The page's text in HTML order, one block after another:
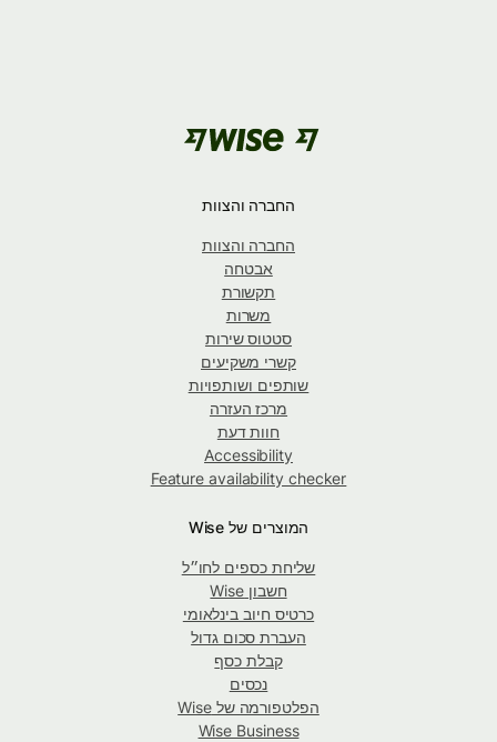
החברה והצוות
החברה והצוות
אבטחה
תקשורת
משרות
סטטוס שירות
קשרי משקיעים
שותפים ושותפויות
מרכז העזרה
חוות דעת
Accessibility
Feature availability checker
המוצרים של Wise
שליחת כספים לחו״ל
חשבון Wise
כרטיס חיוב בינלאומי
העברת סכום גדול
קבלת כסף
נכסים
הפלטפורמה של Wise
Wise Business